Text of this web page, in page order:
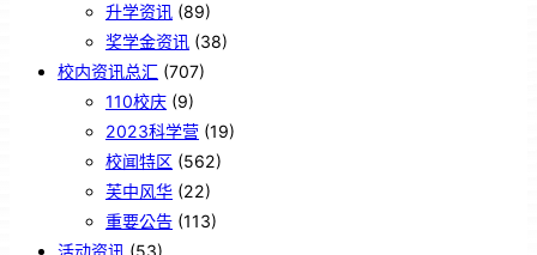
升学资讯 (89)
奖学金资讯 (38)
校内资讯总汇 (707)
110校庆 (9)
2023科学营 (19)
校闻特区 (562)
芙中风华 (22)
重要公告 (113)